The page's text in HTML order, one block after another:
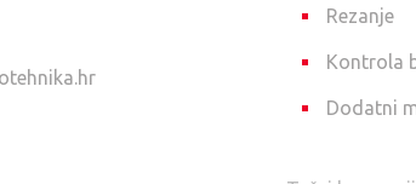
Rezanje
Kontrola
Dodatni